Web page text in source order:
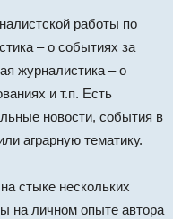
работы по
– о событиях за
журналистика – о
и т.п. Есть
новости, события в
аграрную тематику.
стыке нескольких
на личном опыте автора